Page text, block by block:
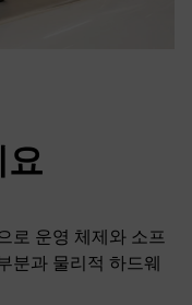
로 운영 체제와 소프
분과 물리적 하드웨